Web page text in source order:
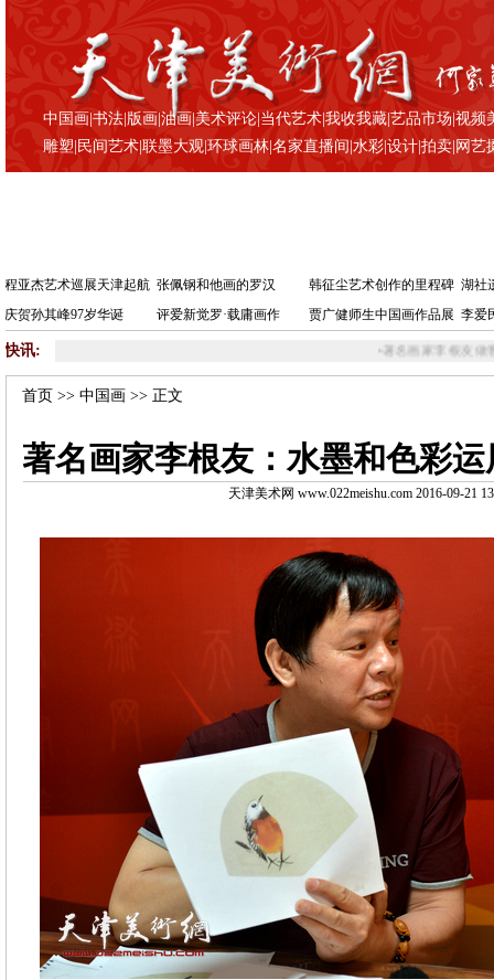
中国画 |书法 版画 |油画 |美术评论 当代艺术 |我收我藏 |艺品市场 |视频
雕塑 民间艺术 |联墨大观 |环球画林 |名家直播间 |水彩 |设计 |拍卖 网艺
程亚杰艺术巡展天津起航 张佩钢和他画的罗汉 韩征尘艺术创作的里程碑 湖社
庆贺孙其峰97岁华诞
评爱新觉罗·载庸画作 贾广健师生中国画作品展 李爱
快讯: 著名画家李根友做客天津美术网访谈 著名
首页 >>中国画 >> 正文
著名画家李根友：水墨和色彩
天津美术网 www.022meishu.com 2016-09-21